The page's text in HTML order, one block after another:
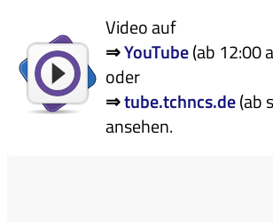
Video auf
⇒YouTube(ab 12:00
oder
⇒tube.tchncs.de(ab
ansehen.